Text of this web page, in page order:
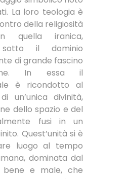
La loro teologia è
della religiosità
quella iranica,
sotto il dominio
di grande fascino
In essa il
è ricondotto al
un’unica divinità,
dello spazio e del
fusi in un
Quest’unità si è
luogo al tempo
dominata dal
e male, che